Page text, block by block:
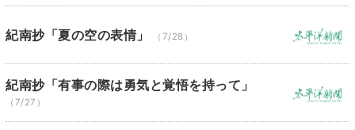
紀南抄「夏の空の表情」 （7/28）
紀南抄「有事の際は勇気と覚悟を持って」
（7/27）